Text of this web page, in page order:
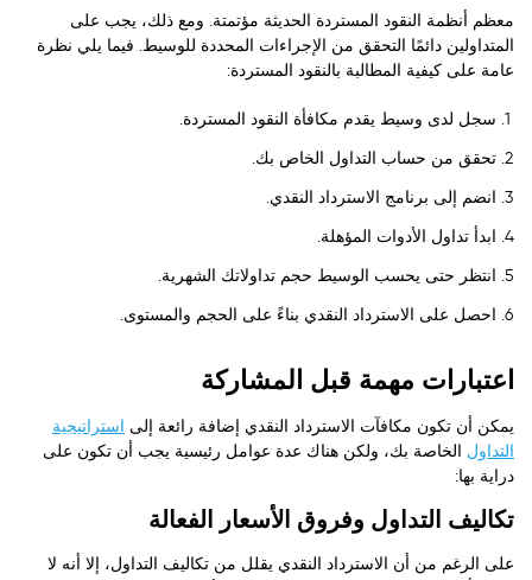
معظم أنظمة النقود المستردة الحديثة مؤتمتة. ومع ذلك، يجب على
المتداولين دائمًا التحقق من الإجراءات المحددة للوسيط. فيما يلي نظرة
عامة على كيفية المطالبة بالنقود المستردة:
سجل لدى وسيط يقدم مكافأة النقود المستردة.
تحقق من حساب التداول الخاص بك.
انضم إلى برنامج الاسترداد النقدي.
ابدأ تداول الأدوات المؤهلة.
انتظر حتى يحسب الوسيط حجم تداولاتك الشهرية.
احصل على الاسترداد النقدي بناءً على الحجم والمستوى.
اعتبارات مهمة قبل المشاركة
يمكن أن تكون مكافآت الاسترداد النقدي إضافة رائعة إلى استراتيجية
التداول الخاصة بك، ولكن هناك عدة عوامل رئيسية يجب أن تكون على
دراية بها:
تكاليف التداول وفروق الأسعار الفعالة
على الرغم من أن الاسترداد النقدي يقلل من تكاليف التداول، إلا أنه لا